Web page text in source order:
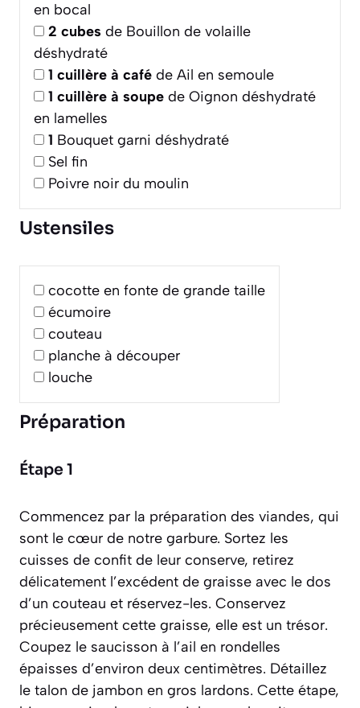
en bocal
2 cubes de Bouillon de volaille
déshydraté
1 cuillère à café de Ail en semoule
1 cuillère à soupe de Oignon déshydraté
en lamelles
1 Bouquet garni déshydraté
Sel fin
Poivre noir du moulin
Ustensiles
cocotte en fonte de grande taille
écumoire
couteau
planche à découper
louche
Préparation
Étape 1
Commencez par la préparation des viandes, qui
sont le cœur de notre garbure. Sortez les
cuisses de confit de leur conserve, retirez
délicatement l’excédent de graisse avec le dos
d’un couteau et réservez-les. Conservez
précieusement cette graisse, elle est un trésor.
Coupez le saucisson à l’ail en rondelles
épaisses d’environ deux centimètres. Détaillez
le talon de jambon en gros lardons. Cette étape,